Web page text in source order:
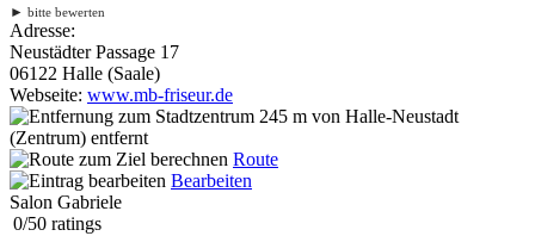
► bitte bewerten
Adresse:
Neustädter Passage 17
06122 Halle (Saale)
Webseite: www.mb-friseur.de
245 m von Halle-Neustadt
(Zentrum) entfernt
Route
Bearbeiten
Salon Gabriele
0/50 ratings